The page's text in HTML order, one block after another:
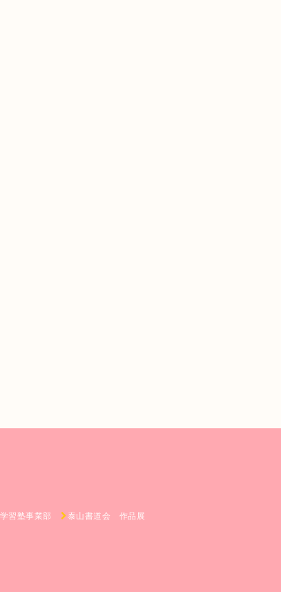
学習塾事業部 泰山書道会 作品展